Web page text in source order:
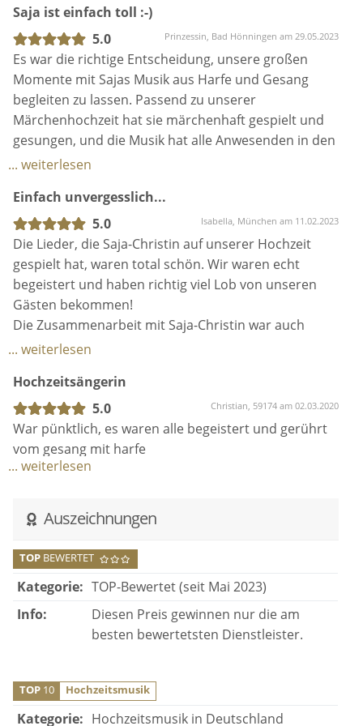
Für meine Brautpaare bin ich deutschlandweit und
über die Landesgrenzen hinaus unterwegs. Ich reise
an die ganz unterschiedlichsten Orte: Kirchen,
Standesämter, Schlösser, Burgen und Burg-
Routinen, Museen, Bergkuppeln – überall dort hin,
wo geheiratet wird.
Meine große Passion: Menschen mit meiner Musik
aus Harfe & Gesang emotional zu berühren, Eure
großen Momente musikalisch zu tragen und
unvergesslich werden zu lassen.
Ich freue mich auf Euch!
Eure Saja
Saja ist einfach toll :-)
5.0
Prinzessin, Bad Hönningen am 29.05.2023
Es war die richtige Entscheidung, unsere großen
Momente mit Sajas Musik aus Harfe und Gesang
begleiten zu lassen. Passend zu unserer
Märchenhochzeit hat sie märchenhaft gespielt und
gesungen, und die Musik hat alle Anwesenden in den
7. Himmel der Liebe entführt. Sie ist so ein
Herzlichen Dank.
... weiterlesen
Einfach unvergesslich...
5.0
Isabella, München am 11.02.2023
Die Lieder, die Saja-Christin auf unserer Hochzeit
gespielt hat, waren total schön. Wir waren echt
begeistert und haben richtig viel Lob von unseren
Gästen bekommen!
Die Zusammenarbeit mit Saja-Christin war auch
wirklich gut, weil sie klar und positiv kommuniziert
Danke, dass du unser Fest bereichert hast, Saja!
... weiterlesen
Hochzeitsängerin
5.0
Christian, 59174 am 02.03.2020
War pünktlich, es waren alle begeistert und gerührt
vom gesang mit harfe
... weiterlesen
Auszeichnungen
TOP BEWERTET
Kategorie: TOP-Bewertet (seit Mai 2023)
Info:
Diesen Preis gewinnen nur die am
besten bewertetsten Dienstleister.
TOP 10 Hochzeitsmusik
Kategorie: Hochzeitsmusik in Deutschland